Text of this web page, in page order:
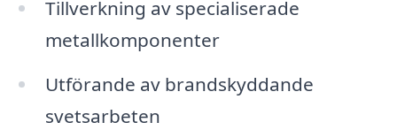
Tillverkning av specialiserade
metallkomponenter
Utförande av brandskyddande
svetsarbeten